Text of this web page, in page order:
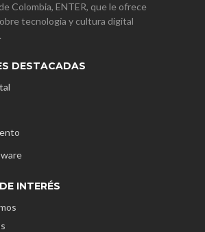
Colombia, ENTER, que le ofrece
tecnología y cultura digital
DESTACADAS
INTERÉS